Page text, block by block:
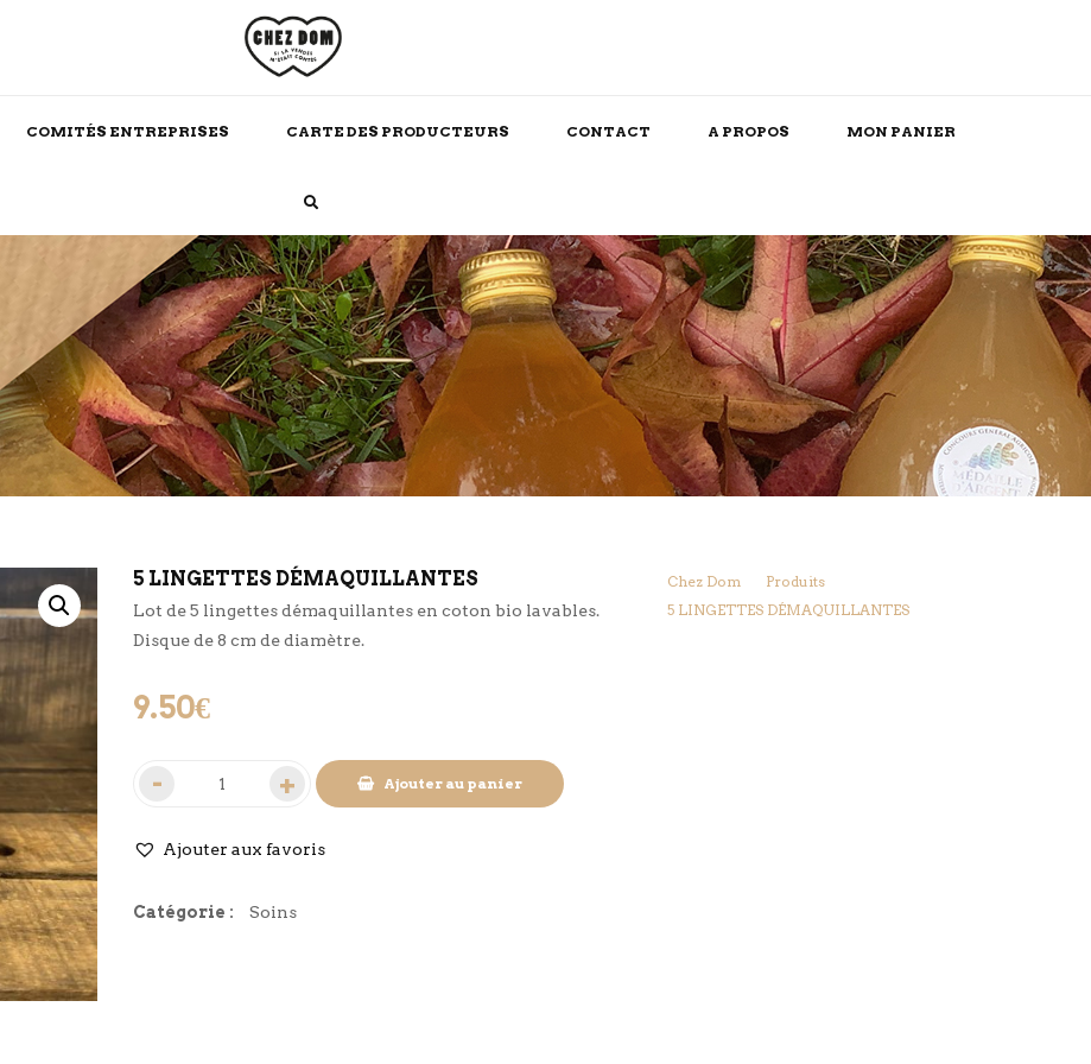
Boissons Chaudes
Alcool
Snack/Apéritif
Repas Box
Maison
COMITÉS ENTREPRISES CARTE DES PRODUCTEURS CONTACT A PROPOS MON PANIER
5 LINGETTES DÉMAQUILLANTES
Lot de 5 lingettes démaquillantes en coton bio lavables.
Disque de 8 cm de diamètre.
9.50€
Ajouter au panier
Ajouter aux favoris
Catégorie : Soins
Chez Dom
Produits
5 LINGETTES DÉMAQUILLANTES